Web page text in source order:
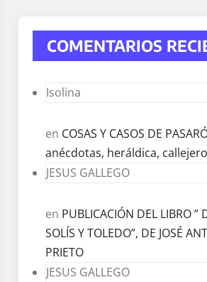
COMENTARIOS
Isolina
en COSAS Y CASOS DE
anécdotas, heráldica,
JESUS GALLEGO
en PUBLICACIÓN DEL LIBRO ”
SOLÍS Y TOLEDO”, DE JOSÉ
PRIETO
JESUS GALLEGO